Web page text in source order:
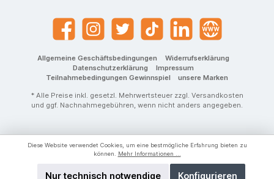
Allgemeine Geschäftsbedingungen
Widerrufserklärung
Datenschutzerklärung
Impressum
Teilnahmebedingungen Gewinnspiel
unsere Marken
* Alle Preise inkl. gesetzl. Mehrwertsteuer zzgl. Versandkosten
und ggf. Nachnahmegebühren, wenn nicht anders angegeben.
Diese Website verwendet Cookies, um eine bestmögliche Erfahrung bieten zu
können.
Mehr Informationen ...
Nur technisch notwendige Konfigurieren